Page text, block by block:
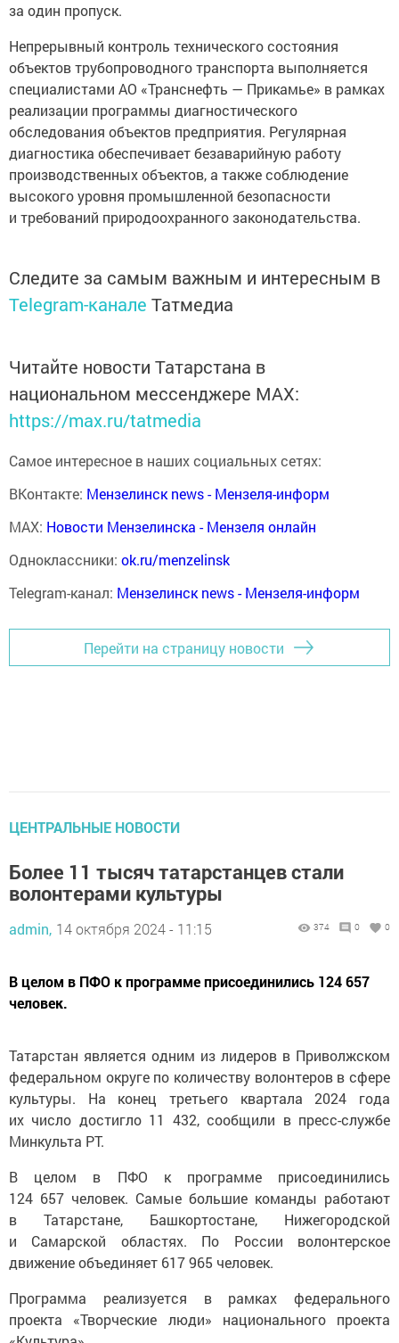
за один пропуск.
Непрерывный контроль технического состояния
объектов трубопроводного транспорта выполняется
специалистами АО «Транснефть — Прикамье» в рамках
реализации программы диагностического
обследования объектов предприятия. Регулярная
диагностика обеспечивает безаварийную работу
производственных объектов, а также соблюдение
высокого уровня промышленной безопасности
и требований природоохранного законодательства.
Следите за самым важным и интересным в
Telegram-канале Татмедиа
Читайте новости Татарстана в
национальном мессенджере MАХ:
https://max.ru/tatmedia
Самое интересное в наших социальных сетях:
ВКонтакте: Мензелинск news - Мензеля-информ
MAX: Новости Мензелинска - Мензеля онлайн
Одноклассники: ok.ru/menzelinsk
Telegram-канал: Мензелинск news - Мензеля-информ
Перейти на страницу новости
ЦЕНТРАЛЬНЫЕ НОВОСТИ
Более 11 тысяч татарстанцев стали
волонтерами культуры
admin, 14 октября 2024 - 11:15 374 0 0
В целом в ПФО к программе присоединились 124 657
человек.
Татарстан является одним из лидеров в Приволжском
федеральном округе по количеству волонтеров в сфере
культуры. На конец третьего квартала 2024 года
их число достигло 11 432, сообщили в пресс-службе
Минкульта РТ.
В целом в ПФО к программе присоединились
124 657 человек. Самые большие команды работают
в Татарстане, Башкортостане, Нижегородской
и Самарской областях. По России волонтерское
движение объединяет 617 965 человек.
Программа реализуется в рамках федерального
проекта «Творческие люди» национального проекта